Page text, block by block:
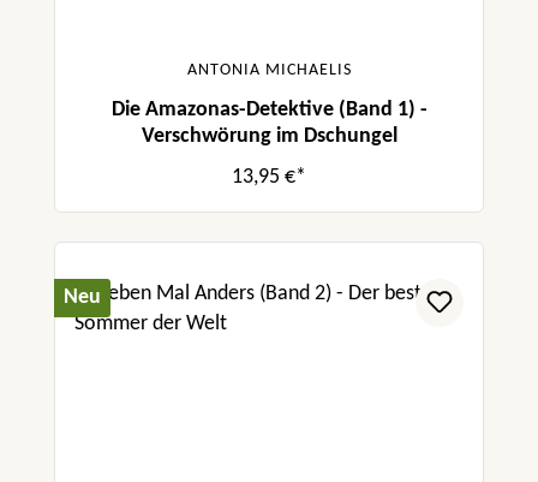
ANTONIA MICHAELIS
Die Amazonas-Detektive (Band 1) -
Verschwörung im Dschungel
13,95 €*
Neu